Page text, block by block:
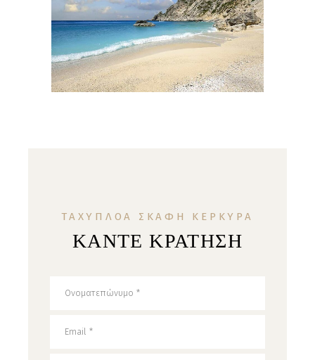
ΤΑΧΥΠΛΟΑ ΣΚΑΦΗ ΚΕΡΚΥΡΑ
ΚΑΝΤΕ ΚΡΑΤΗΣΗ